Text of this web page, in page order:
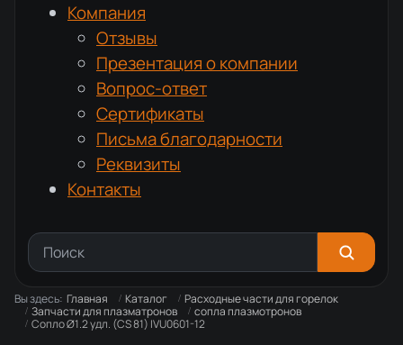
Компания
Отзывы
Презентация о компании
Вопрос-ответ
Сертификаты
Письма благодарности
Реквизиты
Контакты
Вы здесь: Главная Каталог
Расходные части для горелок
Запчасти для плазматронов
сопла плазмотронов
Сопло Ø1.2 удл. (CS 81) IVU0601-12